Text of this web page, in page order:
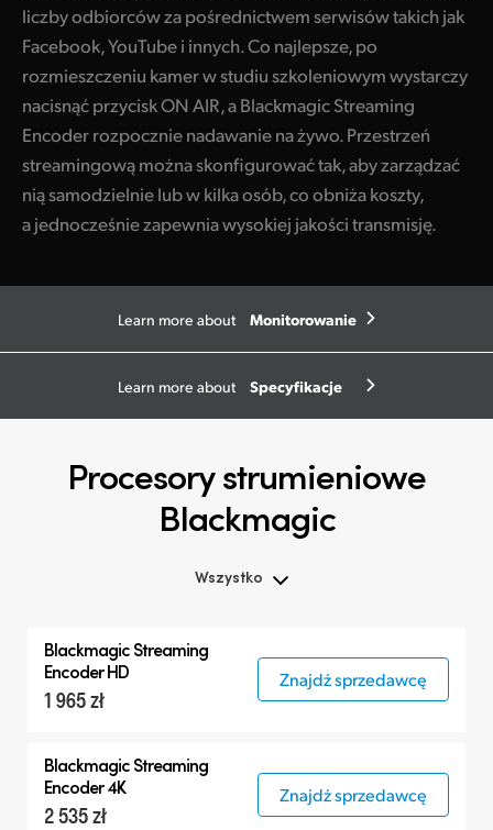
liczby odbiorców za pośrednictwem serwisów takich jak
Facebook, YouTube i innych. Co najlepsze, po
rozmieszczeniu kamer w studiu szkoleniowym wystarczy
nacisnąć przycisk ON AIR, a Blackmagic Streaming
Encoder rozpocznie nadawanie na żywo. Przestrzeń
streamingową można skonfigurować tak, aby zarządzać
nią samodzielnie lub w kilka osób, co obniża koszty,
a jednocześnie zapewnia wysokiej jakości transmisję.
Learn more about Monitorowanie
Learn more about Specyfikacje
Procesory strumieniowe
Blackmagic
Wszystko
Procesory strumieniowe Blackmagic
BlackmagicStreaming
Encoder HD
1 965 zł
Znajdź sprzedawcę
BlackmagicStreaming
Encoder 4K
2 535 zł
Znajdź sprzedawcę